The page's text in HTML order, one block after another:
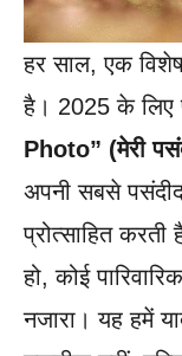
हर साल, एक
है। 2025 के लिए
Photo” (मेरी
अपनी सबसे
प्रोत्साहित
हो, कोई
नजारा। यह हमें